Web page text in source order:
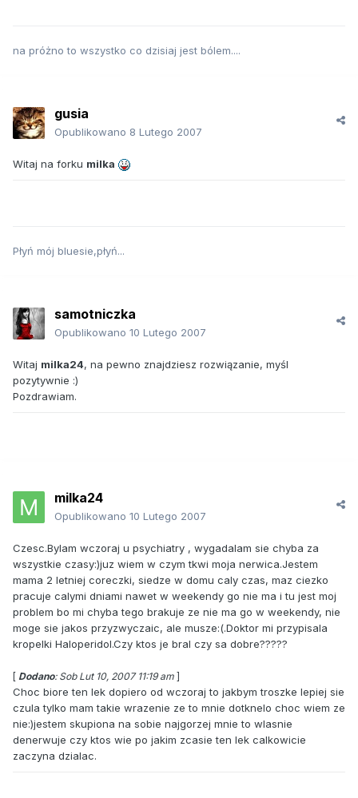
na próżno to wszystko co dzisiaj jest bólem....
gusia
Opublikowano 8 Lutego 2007
Witaj na forku milka
Płyń mój bluesie,płyń...
samotniczka
Opublikowano 10 Lutego 2007
Witaj milka24, na pewno znajdziesz rozwiązanie, myśl
pozytywnie :)
Pozdrawiam.
milka24
Opublikowano 10 Lutego 2007
Czesc.Bylam wczoraj u psychiatry , wygadalam sie chyba za
wszystkie czasy:)juz wiem w czym tkwi moja nerwica.Jestem
mama 2 letniej coreczki, siedze w domu caly czas, maz ciezko
pracuje calymi dniami nawet w weekendy go nie ma i tu jest moj
problem bo mi chyba tego brakuje ze nie ma go w weekendy, nie
moge sie jakos przyzwyczaic, ale musze:(.Doktor mi przypisala
kropelki Haloperidol.Czy ktos je bral czy sa dobre?????
[ Dodano: Sob Lut 10, 2007 11:19 am ]
Choc biore ten lek dopiero od wczoraj to jakbym troszke lepiej sie
czula tylko mam takie wrazenie ze to mnie dotknelo choc wiem ze
nie:)jestem skupiona na sobie najgorzej mnie to wlasnie
denerwuje czy ktos wie po jakim zcasie ten lek calkowicie
zaczyna dzialac.